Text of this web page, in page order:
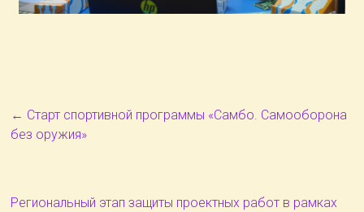
← Старт спортивной программы «Самбо. Самооборона
без оружия»
Региональный этап защиты проектных работ в рамках